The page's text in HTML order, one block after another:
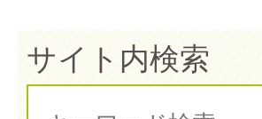
サイト内検索